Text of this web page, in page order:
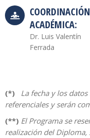
COORDINACIÓN
ACADÉMICA:
Dr. Luis Valentín
Ferrada
(*)
La fecha y los
referenciales y serán
(**) El Programa se
realización del